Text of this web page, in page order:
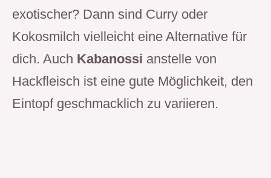
exotischer? Dann sind Curry oder
Kokosmilch vielleicht eine Alternative für
dich. Auch Kabanossi anstelle von
Hackfleisch ist eine gute Möglichkeit, den
Eintopf geschmacklich zu variieren.